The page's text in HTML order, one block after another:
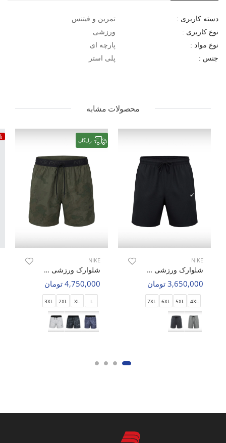
دسته کاربری : تمرین و فیتنس
نوع کاربری : ورزشی
نوع مواد : پارچه ای
جنس : پلی استر
محصولات مشابه
NIKE
شلوارک ورزشی مردانه نایک Nike Flex Max M
3,650,000 تومان
4XL
5XL
6XL
7XL
رایگان
NIKE
شلوارک ورزشی مردانه نایک Nike Rush Zone M
4,750,000 تومان
L
XL
2XL
3XL